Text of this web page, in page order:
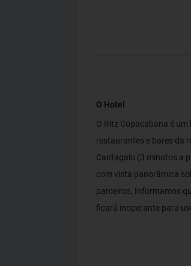
O Hotel
O Ritz Copacabana é
restaurantes e bares da
Cantagalo (3 minutos a
com vista panorâmica
parceiros, Informamos
ficará inoperante para